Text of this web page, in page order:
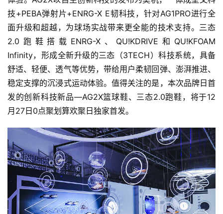
户
精
选
运
动
集
技+PEBA弹射片+ENRG-X E韧科技，针对AG1PRO进行全
面升级和超越，为球场实战带来更全能的技术支持。三态
2.0跑鞋搭载ENRG-X、QU!KDRIVE和QU!KFOAM
Infinity，形成全新升级的三态（3TECH）科技系统，具备
舒适、轻便、透气等优势，带给用户柔韧回弹、澎湃推进、
稳定支撑的沉浸式运动体验。值得关注的是，本次品牌日首
发的创新科技新品—AG2X篮球鞋、三态2.0跑鞋，将于12
月27日0点聚划算欢聚日独家首发。